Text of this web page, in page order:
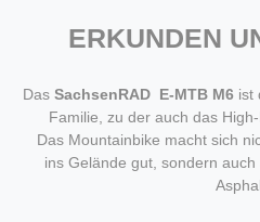
ERKUNDEN
Das SachsenRAD E-MTB M6ist
Familie, zu der auch das
Das Mountainbike macht sich
ins Gelände gut, sondern